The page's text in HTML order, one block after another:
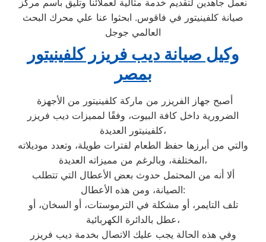
صيانة كلفينيتور في فاقوس. ابحثوا عنا علي محرك البحث
العالمي جوجل
وكيل صيانة ديب فريزر كلفينيتور
بمصر
الضرورية داخل كافة البيوت، وفقًا لمميزات ديب فريزر
كلفينيتور العديدة،
والتي من أبرزها حفظ الطعام لفترات طويلة، وتعدد موديلاته
المختلفة، وبالرغم من مميزاته العديدة،
ألا أنه من المحتمل حدوث بعض الأعطال التي تتطلب
الصيانة، ومن هذه الأعطال:
تلف التايمر، أو مشكلة في الترموستات، أو السخان، أو
عطل بالدائرة الكهربائية،
وفي هذه الحالة يجب عليك الاتصال بخدمة ديب فريزر